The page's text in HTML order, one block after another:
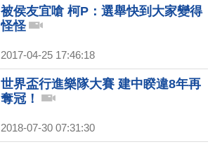
被侯友宜嗆 柯P：選舉快到大家變得
怪怪
2017-04-25 17:46:18
世界盃行進樂隊大賽 建中睽違8年再
奪冠！
2018-07-30 07:31:30